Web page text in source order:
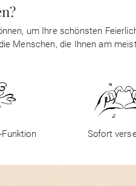
um Ihre schönsten
Menschen, die Ihnen am
Funktion Sofort